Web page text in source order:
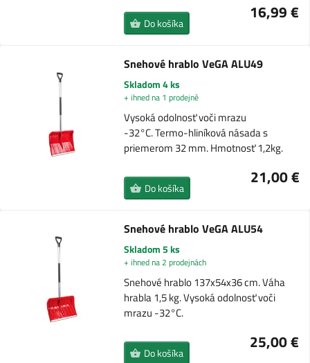
16,99 €
Do košíka
Snehové hrablo VeGA ALU49
Skladom 4 ks
+ ihned na 1 prodejně
Vysoká odolnosť voči mrazu
-32°C. Termo-hliníková násada s
priemerom 32 mm. Hmotnosť 1,2kg.
21,00 €
Do košíka
Snehové hrablo VeGA ALU54
Skladom 5 ks
+ ihned na 2 prodejnách
Snehové hrablo 137x54x36 cm. Váha
hrabla 1,5 kg. Vysoká odolnosť voči
mrazu -32°C.
25,00 €
Do košíka